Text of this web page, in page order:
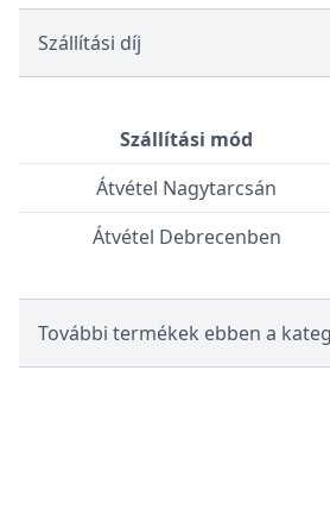
Szállítási díj
Szállítási mód
Átvétel Nagytarcsán
Átvétel Debrecenben
További termékek ebben a